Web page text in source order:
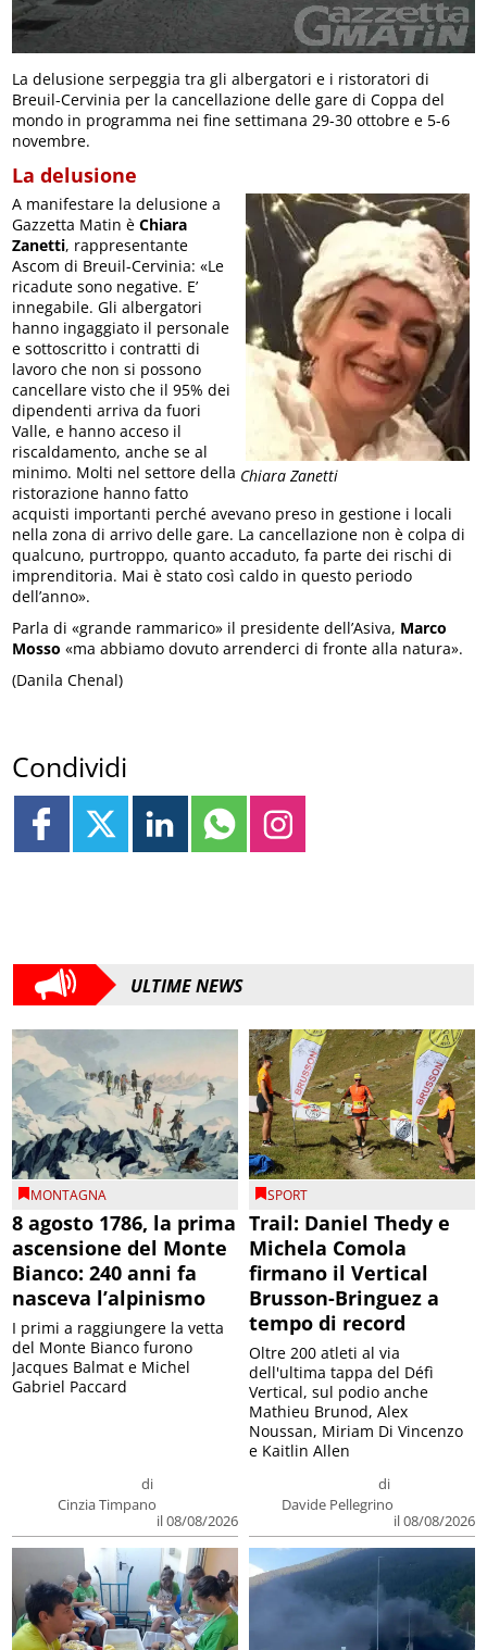
La delusione serpeggia tra gli albergatori e i ristoratori di
Breuil-Cervinia per la cancellazione delle gare di Coppa del
mondo in programma nei fine settimana 29-30 ottobre e 5-6
novembre.
La delusione
Chiara Zanetti
A manifestare la delusione a
Gazzetta Matin èChiara
Zanetti, rappresentante
Ascom di Breuil-Cervinia: «Le
ricadute sono negative. E’
innegabile. Gli albergatori
hanno ingaggiato il personale
e sottoscritto i contratti di
lavoro che non si possono
cancellare visto che il 95% dei
dipendenti arriva da fuori
Valle, e hanno acceso il
riscaldamento, anche se al
minimo. Molti nel settore della
ristorazione hanno fatto
acquisti importanti perché avevano preso in gestione i locali
nella zona di arrivo delle gare. La cancellazione non è colpa di
qualcuno, purtroppo, quanto accaduto, fa parte dei rischi di
imprenditoria. Mai è stato così caldo in questo periodo
dell’anno».
Parla di «grande rammarico» il presidente dell’Asiva, Marco
Mosso«ma abbiamo dovuto arrenderci di fronte alla natura».
(Danila Chenal)
Condividi
ULTIME NEWS
MONTAGNA
8 agosto 1786, la prima
ascensione del Monte
Bianco: 240 anni fa
nasceva l’alpinismo
di
Cinzia Timpano
il 08/08/2026
I primi a raggiungere la vetta
del Monte Bianco furono
Jacques Balmat e Michel
Gabriel Paccard
SPORT
Trail: Daniel Thedy e
Michela Comola
firmano il Vertical
Brusson-Bringuez a
tempo di record
di
Davide Pellegrino
il 08/08/2026
Oltre 200 atleti al via
dell'ultima tappa del Défì
Vertical, sul podio anche
Mathieu Brunod, Alex
Noussan, Miriam Di Vincenzo
e Kaitlin Allen